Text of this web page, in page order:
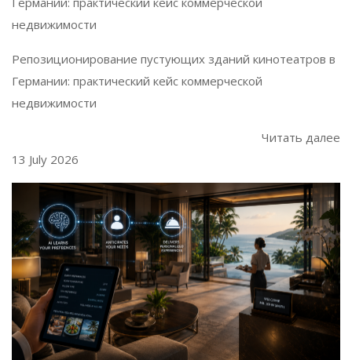
недвижимости
Репозиционирование пустующих зданий кинотеатров в
Германии: практический кейс коммерческой
недвижимости
Читать далее
13 July 2026